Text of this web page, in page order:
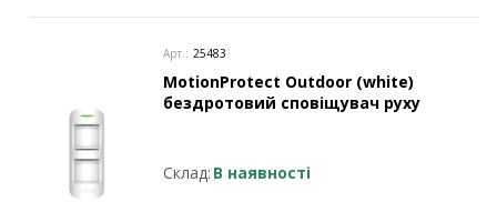
Арт.: 25483
MotionProtect Outdoor (white)
бездротовий сповіщувач руху
Склад: В наявності